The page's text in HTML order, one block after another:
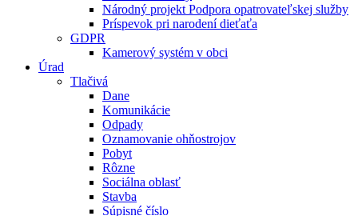
Národný projekt Podpora opatrovateľskej služby
Príspevok pri narodení dieťaťa
GDPR
Kamerový systém v obci
Úrad
Tlačivá
Dane
Komunikácie
Odpady
Oznamovanie ohňostrojov
Pobyt
Rôzne
Sociálna oblasť
Stavba
Súpisné číslo